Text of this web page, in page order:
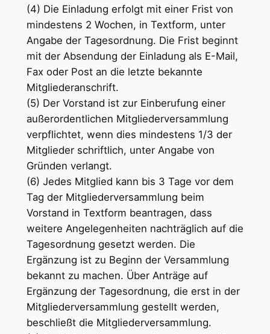
(4) Die Einladung erfolgt mit einer Frist von
mindestens 2 Wochen, in Textform, unter
Angabe der Tagesordnung. Die Frist beginnt
mit der Absendung der Einladung als E-Mail,
Fax oder Post an die letzte bekannte
Mitgliederanschrift.
(5) Der Vorstand ist zur Einberufung einer
außerordentlichen Mitgliederversammlung
verpflichtet, wenn dies mindestens 1/3 der
Mitglieder schriftlich, unter Angabe von
Gründen verlangt.
(6) Jedes Mitglied kann bis 3 Tage vor dem
Tag der Mitgliederversammlung beim
Vorstand in Textform beantragen, dass
weitere Angelegenheiten nachträglich auf die
Tagesordnung gesetzt werden. Die
Ergänzung ist zu Beginn der Versammlung
bekannt zu machen. Über Anträge auf
Ergänzung der Tagesordnung, die erst in der
Mitgliederversammlung gestellt werden,
beschließt die Mitgliederversammlung.